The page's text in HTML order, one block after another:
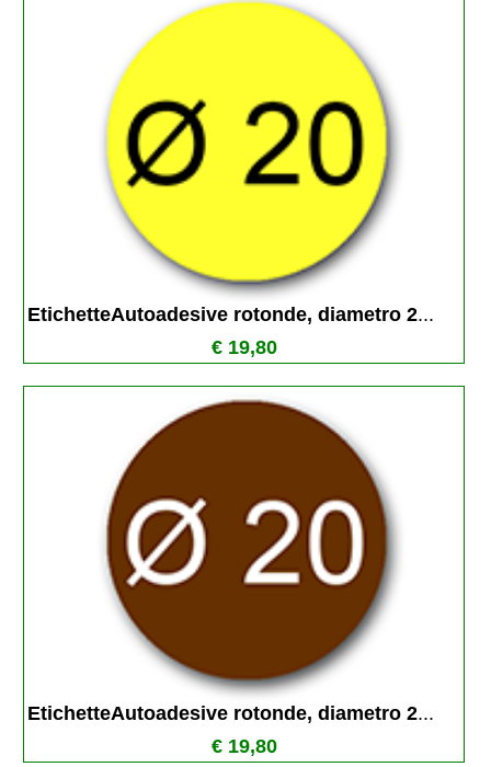
EtichetteAutoadesive rotonde, diametro 2...
€ 19,80
EtichetteAutoadesive rotonde, diametro 2...
€ 19,80